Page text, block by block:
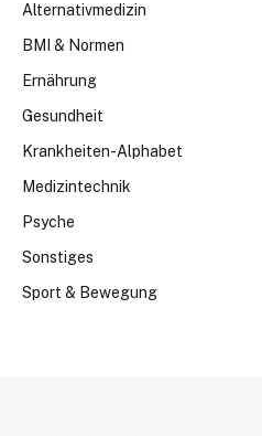
Alternativmedizin
BMI & Normen
Ernährung
Gesundheit
Krankheiten-Alphabet
Medizintechnik
Psyche
Sonstiges
Sport & Bewegung